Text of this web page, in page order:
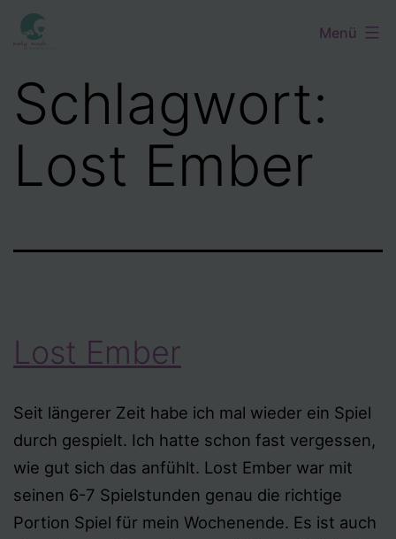
Zum
Inhalt
Menü
Schlagwort:
Lost Ember
Lost Ember
Seit längerer Zeit habe ich mal wieder ein Spiel
durch gespielt. Ich hatte schon fast vergessen,
wie gut sich das anfühlt. Lost Ember war mit
seinen 6-7 Spielstunden genau die richtige
Portion Spiel für mein Wochenende. Es ist auch